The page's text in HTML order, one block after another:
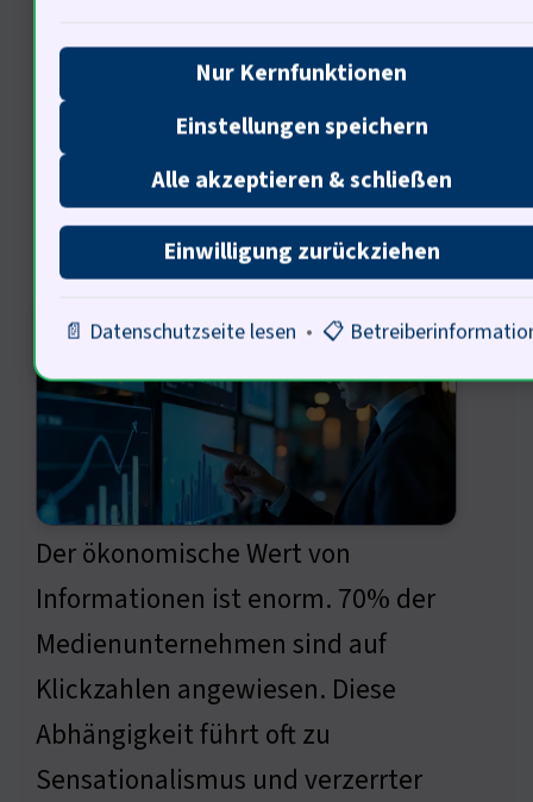
bringen, ihre eigenen Meinungen zu
hinterfragen?
Ökonomische Aspekte der
Informationsverbreitung
Der ökonomische Wert von
Informationen ist enorm. 70% der
Medienunternehmen sind auf
Klickzahlen angewiesen. Diese
Abhängigkeit führt oft zu
Sensationalismus und verzerrter
Nur Kernfunktionen
Einstellungen speichern
Alle akzeptieren & schließen
Einwilligung zurückziehen
📄 Datenschutzseite lesen • 📋